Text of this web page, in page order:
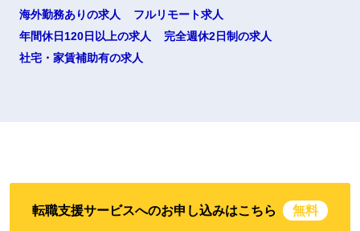
海外勤務ありの求人
フルリモート求人
年間休日120日以上の求人
完全週休2日制の求人
社宅・家賃補助有の求人
転職支援サービスへのお申し込みはこちら 無料